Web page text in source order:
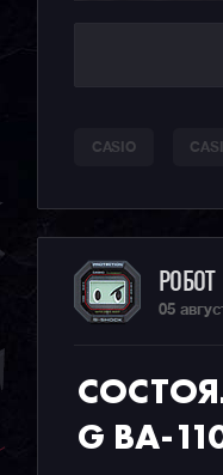
CASIO
РОБОТ
05
G BA-